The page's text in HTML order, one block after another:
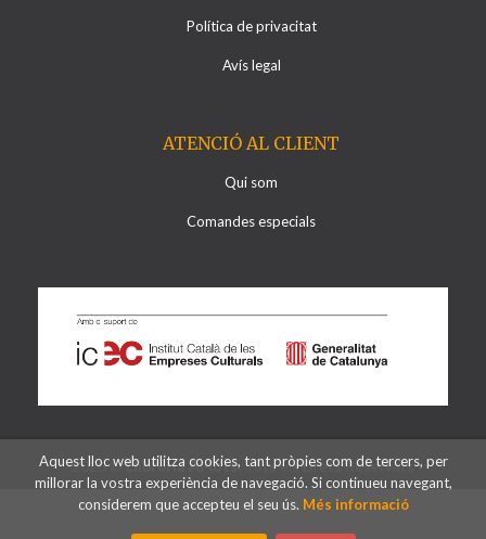
Política de privacitat
Avís legal
ATENCIÓ AL CLIENT
Qui som
Comandes especials
2026 ©Llibreria Al·lots. Tots els Drets Reservats
Aquest lloc web utilitza cookies, tant pròpies com de tercers, per
millorar la vostra experiència de navegació. Si continueu navegant,
considerem que accepteu el seu ús. Més informació